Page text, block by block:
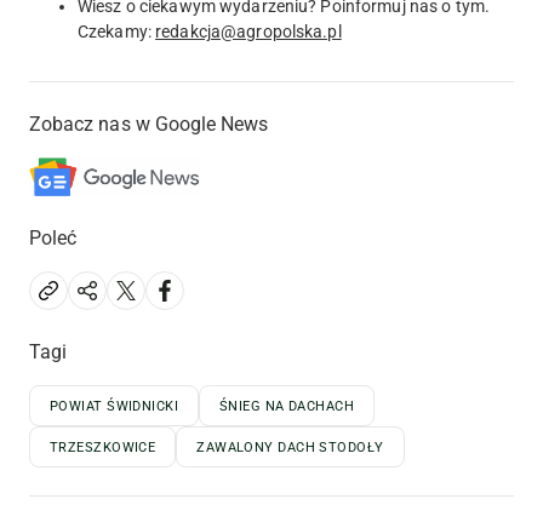
Wiesz o ciekawym wydarzeniu? Poinformuj nas o tym.
Czekamy: redakcja@agropolska.pl
Zobacz nas w Google News
Poleć
Tagi
POWIAT ŚWIDNICKI ŚNIEG NA DACHACH
TRZESZKOWICE ZAWALONY DACH STODOŁY